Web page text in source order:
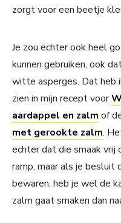
zorgt voor een beetje
Je zou echter ook heel
kunnen gebruiken, ook
witte asperges. Dat heb
zien in mijn recept voor
aardappel en zalm of
met gerookte zalm.
echter dat die smaak vrij
ramp, maar als je besluit
bewaren, heb je wel de
zalm gaat smaken dan